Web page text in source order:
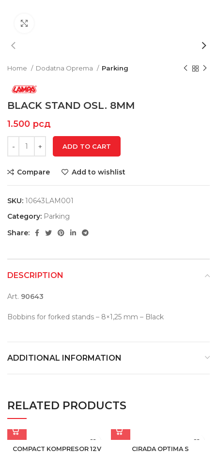
Home Dodatna Oprema Parking
BLACK STAND OSL. 8MM
1.500 рсд
ADD TO CART
Compare Add to wishlist
SKU: 10643LAM001
Category: Parking
Share:
DESCRIPTION
Art. 90643
Bobbins for forked stands – 8×1,25 mm – Black
ADDITIONAL INFORMATION
RELATED PRODUCTS
COMPACT KOMPRESOR 12V
CIRADA OPTIMA S